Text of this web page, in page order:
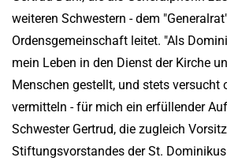
weiteren Schwestern - dem
Ordensgemeinschaft leitet. "Als
mein Leben in den Dienst der Kirche
Menschen gestellt, und stets versucht
vermitteln - für mich ein erfüllender
Schwester Gertrud, die zugleich
Stiftungsvorstandes der St.